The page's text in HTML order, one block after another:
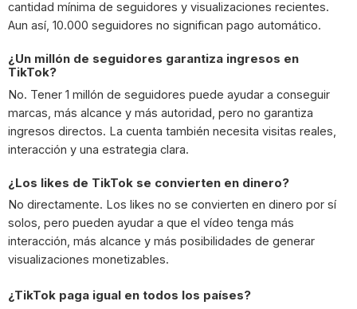
cantidad mínima de seguidores y visualizaciones recientes.
Aun así, 10.000 seguidores no significan pago automático.
¿Un millón de seguidores garantiza ingresos en
TikTok?
No. Tener 1 millón de seguidores puede ayudar a conseguir
marcas, más alcance y más autoridad, pero no garantiza
ingresos directos. La cuenta también necesita visitas reales,
interacción y una estrategia clara.
¿Los likes de TikTok se convierten en dinero?
No directamente. Los likes no se convierten en dinero por sí
solos, pero pueden ayudar a que el vídeo tenga más
interacción, más alcance y más posibilidades de generar
visualizaciones monetizables.
¿TikTok paga igual en todos los países?